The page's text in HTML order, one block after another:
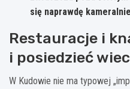
się naprawdę
Restauracje i
i posiedzieć
W Kudowie nie ma typowej